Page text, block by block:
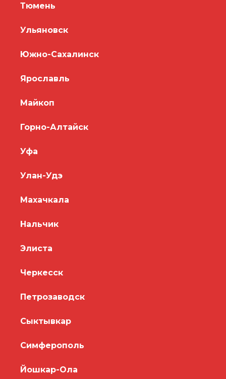
Тюмень
Ульяновск
Южно-Сахалинск
Ярославль
Майкоп
Горно-Алтайск
Уфа
Улан-Удэ
Махачкала
Нальчик
Элиста
Черкесск
Петрозаводск
Сыктывкар
Симферополь
Йошкар-Ола